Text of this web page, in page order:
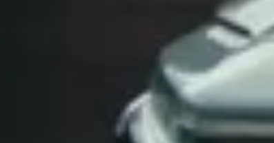
blænde andre
AHS styrer LED-chipsene i hver forlygte
lysfordeling. Et indbygget kamera registrerer lys fra
foran dig altid er godt oplyst, samtidig med at